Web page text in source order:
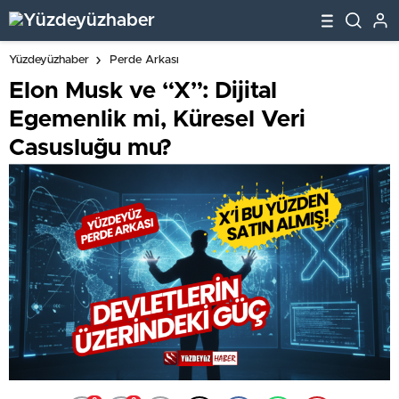
Yüzdeyüzhaber Perde Arkası
Elon Musk ve “X”: Dijital
Egemenlik mi, Küresel Veri
Casusluğu mu?